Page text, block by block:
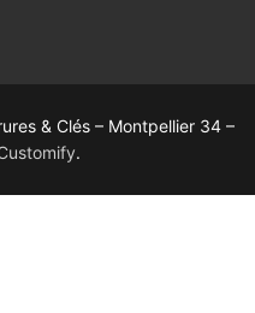
& Clés – Montpellier 34 –
.